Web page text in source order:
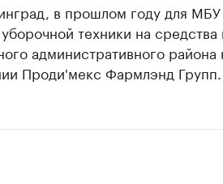
в прошлом году для МБУ
техники на
административного района
Проди'мекс Фармлэнд Групп.